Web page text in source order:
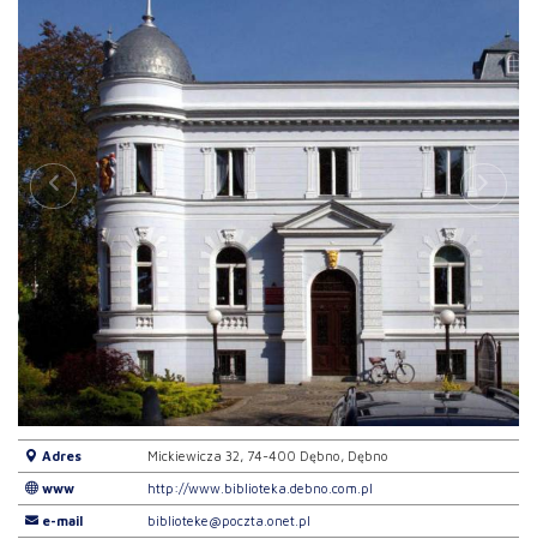
Adres Mickiewicza 32, 74-400 Dębno, Dębno
www http://www.biblioteka.debno.com.pl
e-mail biblioteke@poczta.onet.pl